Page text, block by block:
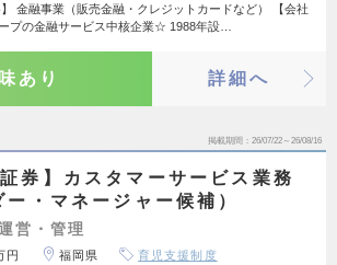
】 金融事業（販売金融・クレジットカードなど） 【会社
プの金融サービス中核企業☆ 1988年設…
あり 詳細へ
掲載期間 26/07/22～26/08/16
証券】カスタマーサービス業務
ー・マネージャー候補）
営・管理
円 福岡県 育児支援制度